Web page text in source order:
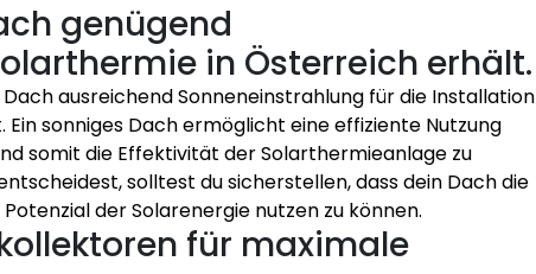
genügend
in Österreich erhält.
ausreichend Sonneneinstrahlung für die Installation
sonniges Dach ermöglicht eine effiziente Nutzung
somit die Effektivität der Solarthermieanlage zu
solltest du sicherstellen, dass dein Dach die
der Solarenergie nutzen zu können.
für maximale